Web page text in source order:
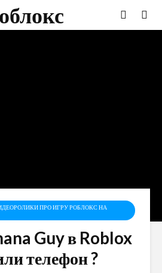
ПРО ИГРУ РОБЛОКС НА
Guy в Roblox
телефон ?